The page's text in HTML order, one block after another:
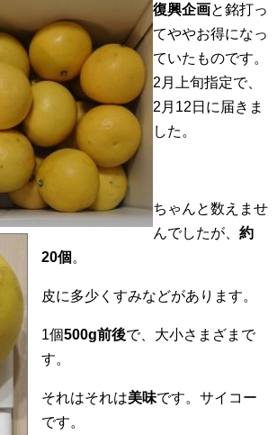
復興企画と銘打っ
てややお得になっ
ていたものです。
2月上旬指定で、
2月12日に届きま
した。
ちゃんと数えませ
んでしたが、 約
20個 。
皮に多少くすみなどがあります。
1個500g前後で、大小さまざまで
す。
それはそれは美味です。サイコー
です。